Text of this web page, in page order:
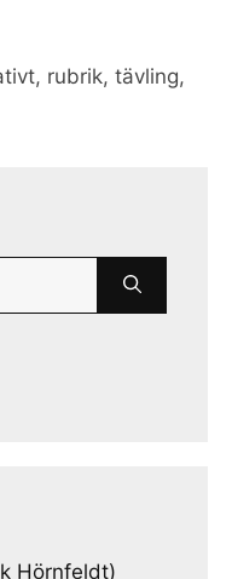
, rubrik,tävling,
Hörnfeldt)